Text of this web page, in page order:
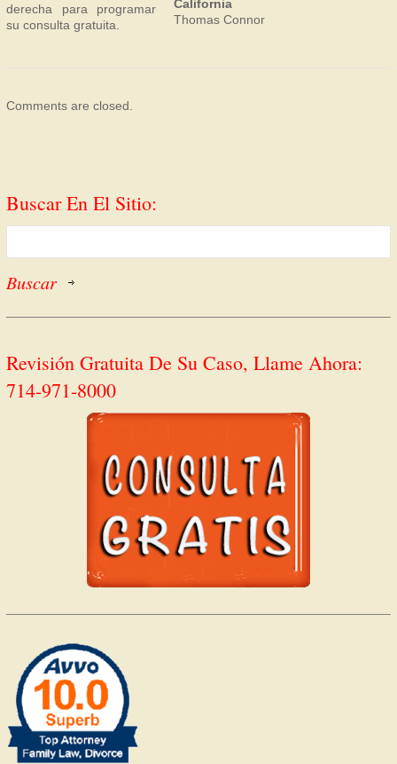
California
Thomas Connor
derecha para programar
su consulta gratuita.
Comments are closed.
Buscar En El Sitio:
Revisión Gratuita De Su Caso, Llame Ahora:
714-971-8000